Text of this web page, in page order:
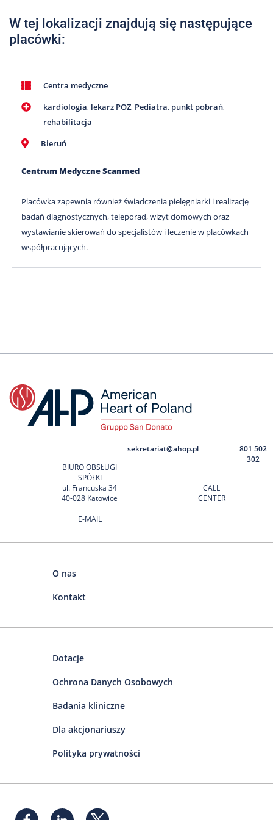
Kariera
302
W tej lokalizacji znajdują się następujące
placówki:
Centra medyczne
kardiologia, lekarz POZ, Pediatra, punkt pobrań,
rehabilitacja
Bieruń
Centrum Medyczne Scanmed
Placówka zapewnia również świadczenia pielęgniarki i realizację
badań diagnostycznych, teleporad, wizyt domowych oraz
wystawianie skierowań do specjalistów i leczenie w placówkach
współpracujących.
BIURO OBSŁUGI
SPÓŁKI
ul. Francuska 34
40-028 Katowice
E-MAIL
sekretariat@ahop.pl
CALL
CENTER
801 502
302
O nas
Kontakt
Dotacje
Ochrona Danych Osobowych
Badania kliniczne
Dla akcjonariuszy
Polityka prywatności